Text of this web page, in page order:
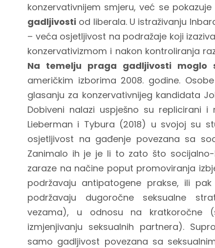
konzervativnijem smjeru, već se pokazuje
gadljivosti od liberala. U istraživanju
– veća osjetljivost na podražaje koji
konzervativizmom i nakon kontroliranja
Na temelju praga gadljivosti moglo
američkim izborima 2008. godine.
glasanju za konzervativnijeg kandidata
Dobiveni nalazi uspješno su replicirani i
Lieberman i Tybura (2018) u svojoj su
osjetljivost na gađenje povezana sa
Zanimalo ih je je li to zato što
zaraze na načine poput promoviranja
podržavaju antipatogene prakse, ili
podržavaju dugoročne seksualne
vezama), u odnosu na kratkoročne
izmjenjivanju seksualnih partnera).
samo gadljivost povezana sa